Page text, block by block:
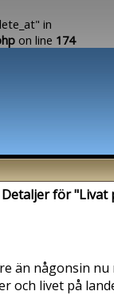
in
on line 174
Detaljer för "Livat
än någonsin
och livet på